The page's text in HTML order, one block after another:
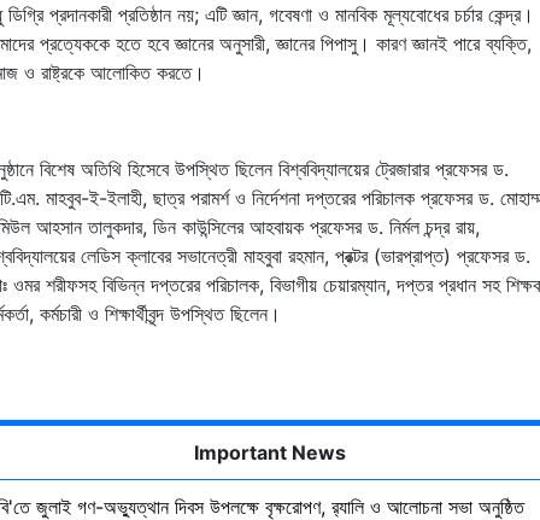
প্রদানকারী প্রতিষ্ঠান নয়; এটি জ্ঞান, গবেষণা ও মানবিক মূল্যবোধের চর্চার কেন্দ্র।
প্রত্যেককে হতে হবে জ্ঞানের অনুসারী, জ্ঞানের পিপাসু। কারণ জ্ঞানই পারে ব্যক্তি,
ও রাষ্ট্রকে আলোকিত করতে।
বিশেষ অতিথি হিসেবে উপস্থিত ছিলেন বিশ্ববিদ্যালয়ের ট্রেজারার প্রফেসর ড.
মাহবুব-ই-ইলাহী, ছাত্র পরামর্শ ও নির্দেশনা দপ্তরের পরিচালক প্রফেসর ড.
আহসান তালুকদার, ডিন কাউন্সিলের আহবায়ক প্রফেসর ড. নির্মল চন্দ্র রায়,
লেডিস ক্লাবের সভানেত্রী মাহবুবা রহমান, প্রক্টর (ভারপ্রাপ্ত) প্রফেসর ড.
ওমর শরীফসহ বিভিন্ন দপ্তরের পরিচালক, বিভাগীয় চেয়ারম্যান, দপ্তর প্রধান সহ
কর্মচারী ও শিক্ষার্থীবৃন্দ উপস্থিত ছিলেন।
Important News
জুলাই গণ-অভ্যুত্থান দিবস উপলক্ষে বৃক্ষরোপণ, র‍্যালি ও আলোচনা সভা অনুষ্ঠিত